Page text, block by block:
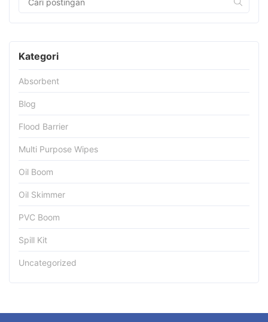
Kategori
Absorbent
Blog
Flood Barrier
Multi Purpose Wipes
Oil Boom
Oil Skimmer
PVC Boom
Spill Kit
Uncategorized